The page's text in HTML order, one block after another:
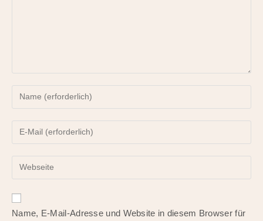
oder
Benutzernamen
zum
Kommentieren
Mail-
Adresse
zum
URL
ein
Name, E-Mail-Adresse und Website in diesem Browser für